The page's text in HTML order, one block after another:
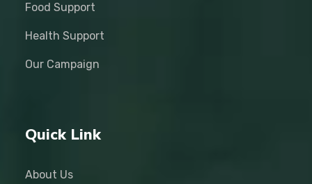
Food Support
Health Support
Our Campaign
Quick Link
About Us